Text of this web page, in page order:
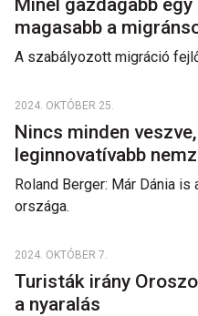
Minél gazdagabb
magasabb a
A szabályozott migráció
2024. OKTÓBER 25.
Nincs minden
leginnovatívabb
Roland Berger: Már Dánia
országa.
2024. OKTÓBER 7.
Turisták irány
a nyaralás